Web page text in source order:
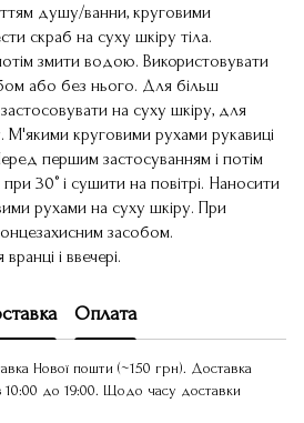
душу/ванни, круговими
скраб на суху шкіру тіла.
змити водою. Використовувати
або без нього. Для більш
застосовувати на суху шкіру, для
М'якими круговими рухами рукавиці
першим застосуванням і потім
30° і сушити на повітрі. Наносити
рухами на суху шкіру. При
засобом.
і ввечері.
Оплата
Нової пошти (~150 грн). Доставка
10:00 до 19:00. Щодо часу доставки